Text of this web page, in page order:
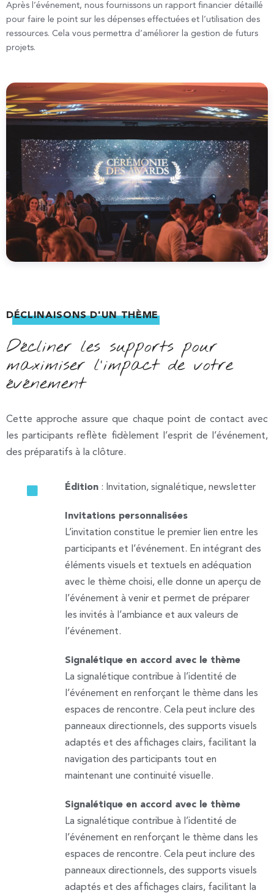
Après l’événement, nous fournissons un rapport financier détaillé
pour faire le point sur les dépenses effectuées et l’utilisation des
ressources. Cela vous permettra d’améliorer la gestion de futurs
projets.
DÉCLINAISONS D'UN THÈME
Décliner les supports pour
maximiser l'impact de votre
événement
Cette approche assure que chaque point de contact avec
les participants reflète fidèlement l’esprit de l’événement,
des préparatifs à la clôture.
Édition: Invitation, signalétique, newsletter
Invitations personnalisées
L’invitation constitue le premier lien entre les
participants et l’événement. En intégrant des
éléments visuels et textuels en adéquation
avec le thème choisi, elle donne un aperçu de
l’événement à venir et permet de préparer
les invités à l’ambiance et aux valeurs de
l’événement.
Signalétique en accord avec le thème
La signalétique contribue à l’identité de
l’événement en renforçant le thème dans les
espaces de rencontre. Cela peut inclure des
panneaux directionnels, des supports visuels
adaptés et des affichages clairs, facilitant la
navigation des participants tout en
maintenant une continuité visuelle.
Signalétique en accord avec le thème
La signalétique contribue à l’identité de
l’événement en renforçant le thème dans les
espaces de rencontre. Cela peut inclure des
panneaux directionnels, des supports visuels
adaptés et des affichages clairs, facilitant la